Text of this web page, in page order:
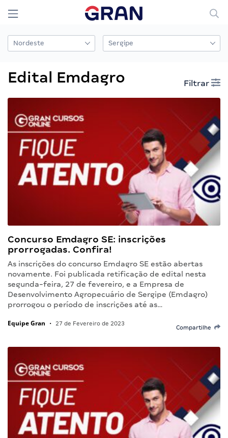
Edital Emdagro Filtrar
Concurso Emdagro SE: inscrições
prorrogadas. Confira!
As inscrições do concurso Emdagro SE estão abertas
novamente. Foi publicada retificação de edital nesta
segunda-feira, 27 de fevereiro, e a Empresa de
Desenvolvimento Agropecuário de Sergipe (Emdagro)
prorrogou o período de inscrições até as…
Equipe Gran • 27 de Fevereiro de 2023
Compartilhe